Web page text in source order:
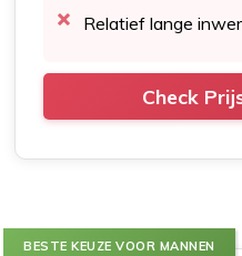
Relatief lange
Check
BESTE KEUZE VOOR MANNEN